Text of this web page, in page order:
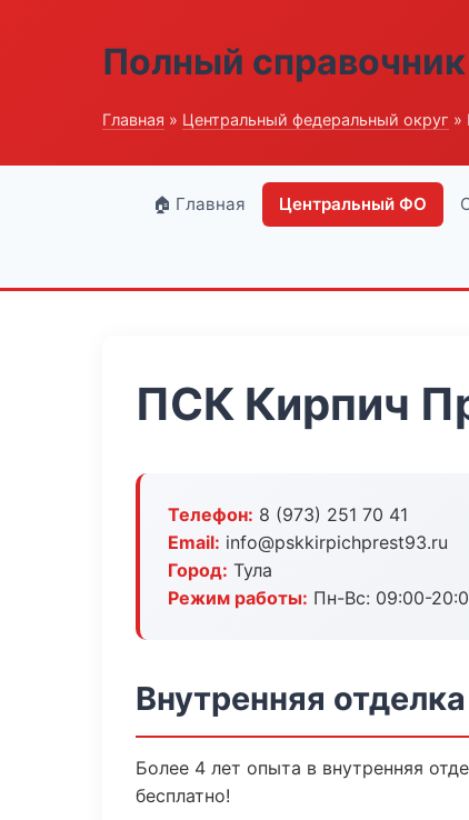
Полный
Главная » Центральный федеральный округ »
🏠 Главная Центральный ФО
ПСК Кирпич
Телефон: 8 (973) 251 70 41
Email: info@pskkirpichprest93.ru
Город: Тула
Режим работы: Пн-Вс: 09:00-
Внутренняя
Более 4 лет опыта в внутренняя
бесплатно!